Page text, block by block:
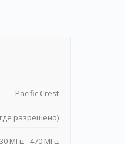
Pacific Crest
разрешено)
МГц - 470 МГц